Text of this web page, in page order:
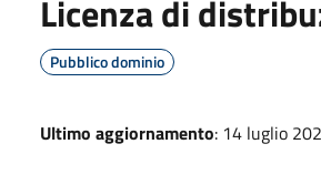
Licenza di
Pubblico dominio
Ultimo aggiornamento: 14 luglio